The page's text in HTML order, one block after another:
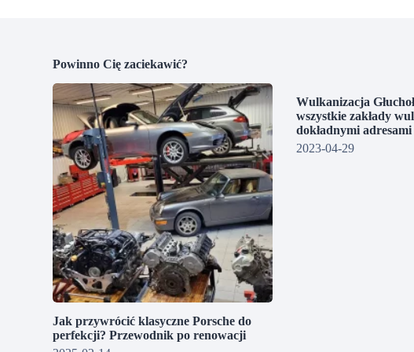
Powinno Cię zaciekawić?
Jak przywrócić klasyczne Porsche do
perfekcji? Przewodnik po renowacji
Wulkanizacja
wszystkie zakłady
dokładnymi adresami
2023-04-29